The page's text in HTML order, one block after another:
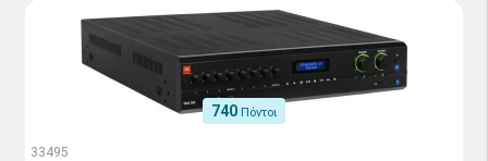
740 Πόντοι
33495